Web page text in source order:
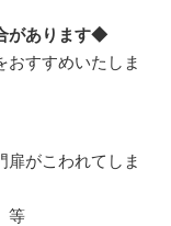
があります◆
おすすめいたしま
扉がこわれてしま
等